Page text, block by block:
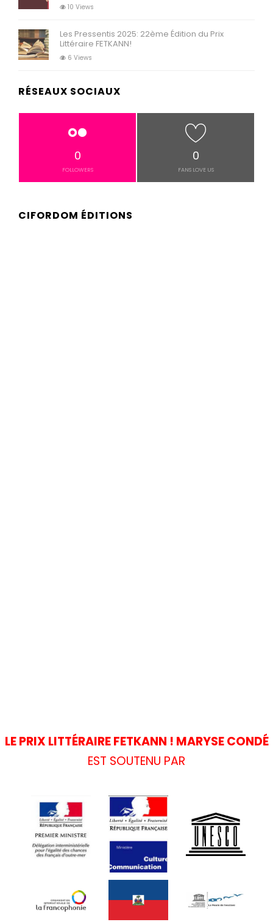
10 Views
Les Pressentis 2025: 22ème Édition du Prix
Littéraire FETKANN!
6 Views
RÉSEAUX SOCIAUX
0
FOLLOWERS
0
FANS LOVE US
CIFORDOM ÉDITIONS
LE PRIX LITTÉRAIRE FETKANN ! MARYSE CONDÉ
EST SOUTENU PAR